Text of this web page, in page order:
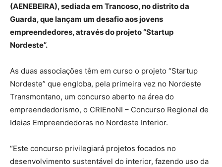
(AENEBEIRA), sediada em Trancoso, no distrito da
Guarda, que lançam um desafio aos jovens
empreendedores, através do projeto “Startup
Nordeste”.
As duas associações têm em curso o projeto “Startup
Nordeste” que engloba, pela primeira vez no Nordeste
Transmontano, um concurso aberto na área do
empreendedorismo, o CRIEnoNI – Concurso Regional de
Ideias Empreendedoras no Nordeste Interior.
“Este concurso privilegiará projetos focados no
desenvolvimento sustentável do interior, fazendo uso da